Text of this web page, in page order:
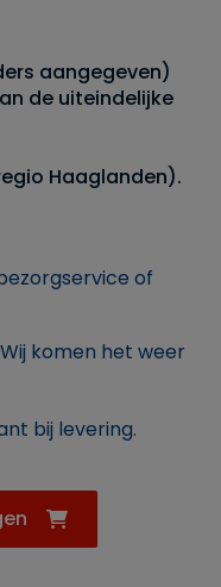
aangegeven)
de uiteindelijke
Haaglanden).
of
komen het weer
bij levering.